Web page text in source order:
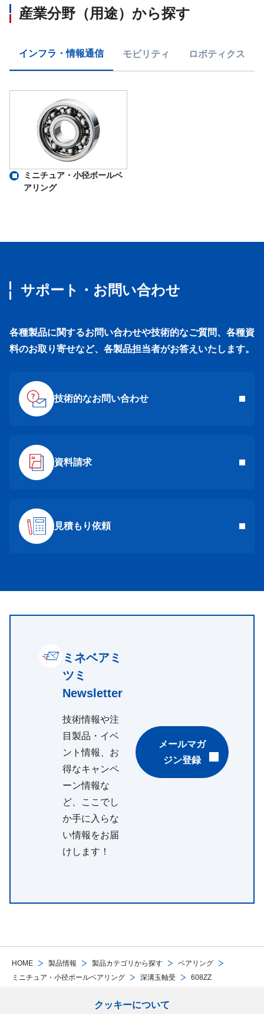
クッキーについて
HOME 製品情報 製品カテゴリから探す
ベアリング
ミニチュア・小径ボールベアリング
深溝玉軸受 608ZZ
産業分野（用途）から探す
インフラ・情報通信 モビリティ ロボティクス
ミニチュア・小径ボールベ
アリング
サポート・お問い合わせ
各種製品に関するお問い合わせや技術的なご質問、各種資
料のお取り寄せなど、各製品担当者がお答えいたします。
技術的なお問い合わせ
資料請求
見積もり依頼
ミネベアミ
ツミ
Newsletter
技術情報や注
目製品・イベ
ント情報、お
得なキャンペ
ーン情報な
ど、ここでし
か手に入らな
い情報をお届
けします！
メールマガ
ジン登録